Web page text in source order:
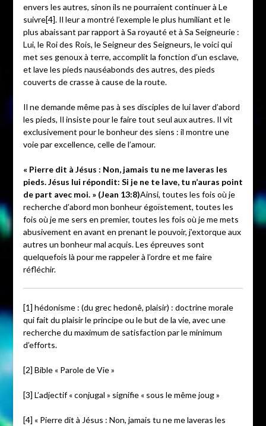
envers les autres, sinon ils ne pourraient continuer à Le
suivre[4]. Il leur a montré l’exemple le plus humiliant et le
plus abaissant par rapport à Sa royauté et à Sa Seigneurie :
Lui, le Roi des Rois, le Seigneur des Seigneurs, le voici qui
met ses genoux à terre, accomplit la fonction d’un esclave,
et lave les pieds nauséabonds des autres, des pieds
couverts de crasse à cause de la route.
Il ne demande même pas à ses disciples de lui laver d’abord
les pieds, Il insiste pour le faire tout seul aux autres. Il vit
exclusivement pour le bonheur des siens : il montre une
voie par excellence, celle de l’amour.
« Pierre dit à Jésus : Non, jamais tu ne me laveras les
pieds. Jésus lui répondit: Si je ne te lave, tu n’auras point
de part avec moi. » (Jean 13:8)Ainsi, toutes les fois où je
recherche d’abord mon bonheur égoïstement, toutes les
fois où je me sers en premier, toutes les fois où je me mets
abusivement en avant en prenant le pouvoir, j’extorque aux
autres un bonheur mal acquis. Les épreuves sont
quelquefois là pour me rappeler à l’ordre et me faire
réfléchir.
[1] hédonisme : (du grec hedonê, plaisir) : doctrine morale
qui fait du plaisir le principe ou le but de la vie, avec une
recherche du maximum de satisfaction par le minimum
d’efforts.
[2] Bible « Parole de Vie »
[3] L’adjectif « conjugal » signifie « sous le même joug »
[4] « Pierre dit à Jésus : Non, jamais tu ne me laveras les